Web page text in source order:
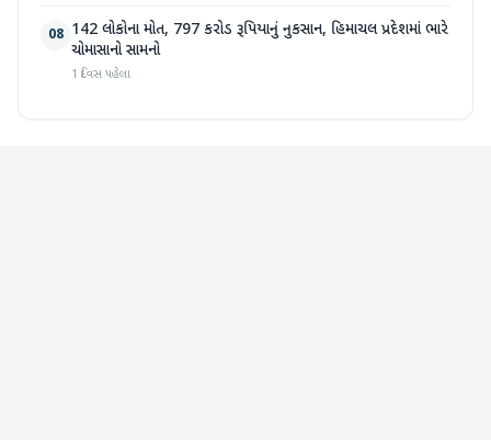
08 142 લોકોના મોત, 797 કરોડ રૂપિયાનું નુકસાન, હિમાચલ પ્રદેશમાં ભારે
ચોમાસાનો સામનો
1 દિવસ પહેલા